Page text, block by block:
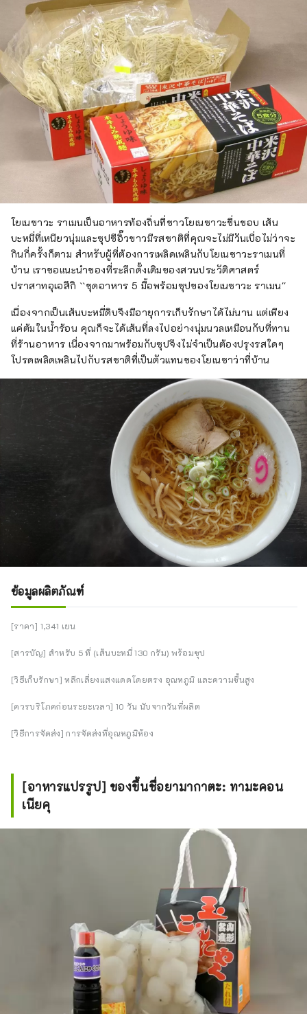
โยเนซาวะ ราเมนเป็นอาหารท้องถิ่นที่ชาวโยเนซาวะชื่นชอบ เส้น
บะหมี่ที่เหนียวนุ่มและซุปซีอิ๊วขาวมีรสชาติที่คุณจะไม่มีวันเบื่อไม่ว่าจะ
กินกี่ครั้งก็ตาม สำหรับผู้ที่ต้องการเพลิดเพลินกับโยเนซาวะราเมนที่
บ้าน เราขอแนะนำของที่ระลึกดั้งเดิมของสวนประวัติศาสตร์
ปราสาทอุเอสึกิ ``ชุดอาหาร 5 มื้อพร้อมซุปของโยเนซาวะ ราเมน''
เนื่องจากเป็นเส้นบะหมี่ดิบจึงมีอายุการเก็บรักษาได้ไม่นาน แต่เพียง
แค่ต้มในน้ำร้อน คุณก็จะได้เส้นที่ลงไปอย่างนุ่มนวลเหมือนกับที่ทาน
ที่ร้านอาหาร เนื่องจากมาพร้อมกับซุปจึงไม่จำเป็นต้องปรุงรสใดๆ
โปรดเพลิดเพลินไปกับรสชาติที่เป็นตัวแทนของโยเนซาว่าที่บ้าน
ข้อมูลผลิตภัณฑ์
[ราคา] 1,341 เยน
[สารบัญ] สำหรับ 5 ที่ (เส้นบะหมี่ 130 กรัม) พร้อมซุป
[วิธีเก็บรักษา] หลีกเลี่ยงแสงแดดโดยตรง อุณหภูมิ และความชื้นสูง
[ควรบริโภคก่อนระยะเวลา] 10 วัน นับจากวันที่ผลิต
[วิธีการจัดส่ง] การจัดส่งที่อุณหภูมิห้อง
[อาหารแปรรูป] ของขึ้นชื่อยามากาตะ: ทามะคอน
เนียคุ